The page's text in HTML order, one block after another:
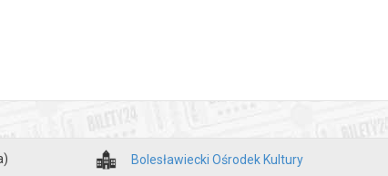
Bolesławiecki Ośrodek Kultury